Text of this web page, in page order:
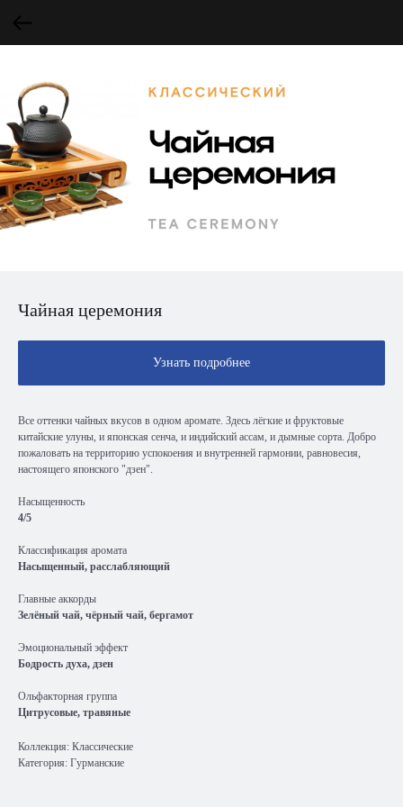
Чайная церемония
Узнать подробнее
Все оттенки чайных вкусов в одном аромате. Здесь лёгкие и фруктовые
китайские улуны, и японская сенча, и индийский ассам, и дымные сорта. Добро
пожаловать на территорию успокоения и внутренней гармонии, равновесия,
настоящего японского "дзен".
Насыщенность
4/5
Классификация аромата
Насыщенный, расслабляющий
Главные аккорды
Зелёный чай, чёрный чай, бергамот
Эмоциональный эффект
Бодрость духа, дзен
Ольфакторная группа
Цитрусовые, травяные
Коллекция: Классические
Категория: Гурманские